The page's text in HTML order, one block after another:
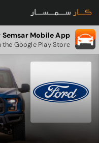
Semsar Mobile App
the Google Play Store.